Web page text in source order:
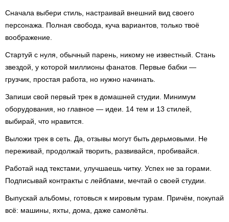
Сначала выбери стиль, настраивай внешний вид своего
персонажа. Полная свобода, куча вариантов, только твоё
воображение.
Стартуй с нуля, обычный парень, никому не известный. Стань
звездой, у которой миллионы фанатов. Первые бабки —
грузчик, простая работа, но нужно начинать.
Запиши свой первый трек в домашней студии. Минимум
оборудования, но главное — идеи. 14 тем и 13 стилей,
выбирай, что нравится.
Выложи трек в сеть. Да, отзывы могут быть дерьмовыми. Не
переживай, продолжай творить, развивайся, пробивайся.
Работай над текстами, улучшаешь читку. Успех не за горами.
Подписывай контракты с лейблами, мечтай о своей студии.
Выпускай альбомы, готовься к мировым турам. Причём, покупай
всё: машины, яхты, дома, даже самолёты.